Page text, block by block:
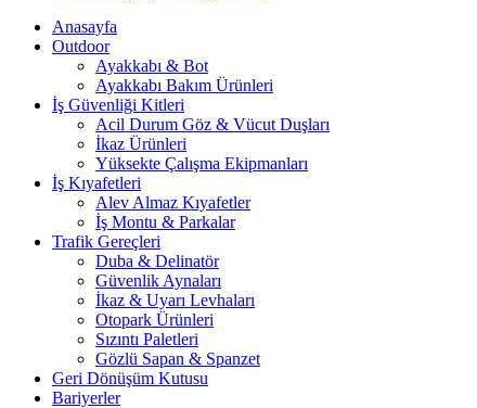
Anasayfa
Outdoor
Ayakkabı & Bot
Ayakkabı Bakım Ürünleri
İş Güvenliği Kitleri
Acil Durum Göz & Vücut Duşları
İkaz Ürünleri
Yüksekte Çalışma Ekipmanları
İş Kıyafetleri
Alev Almaz Kıyafetler
İş Montu & Parkalar
Trafik Gereçleri
Duba & Delinatör
Güvenlik Aynaları
İkaz & Uyarı Levhaları
Otopark Ürünleri
Sızıntı Paletleri
Gözlü Sapan & Spanzet
Geri Dönüşüm Kutusu
Bariyerler